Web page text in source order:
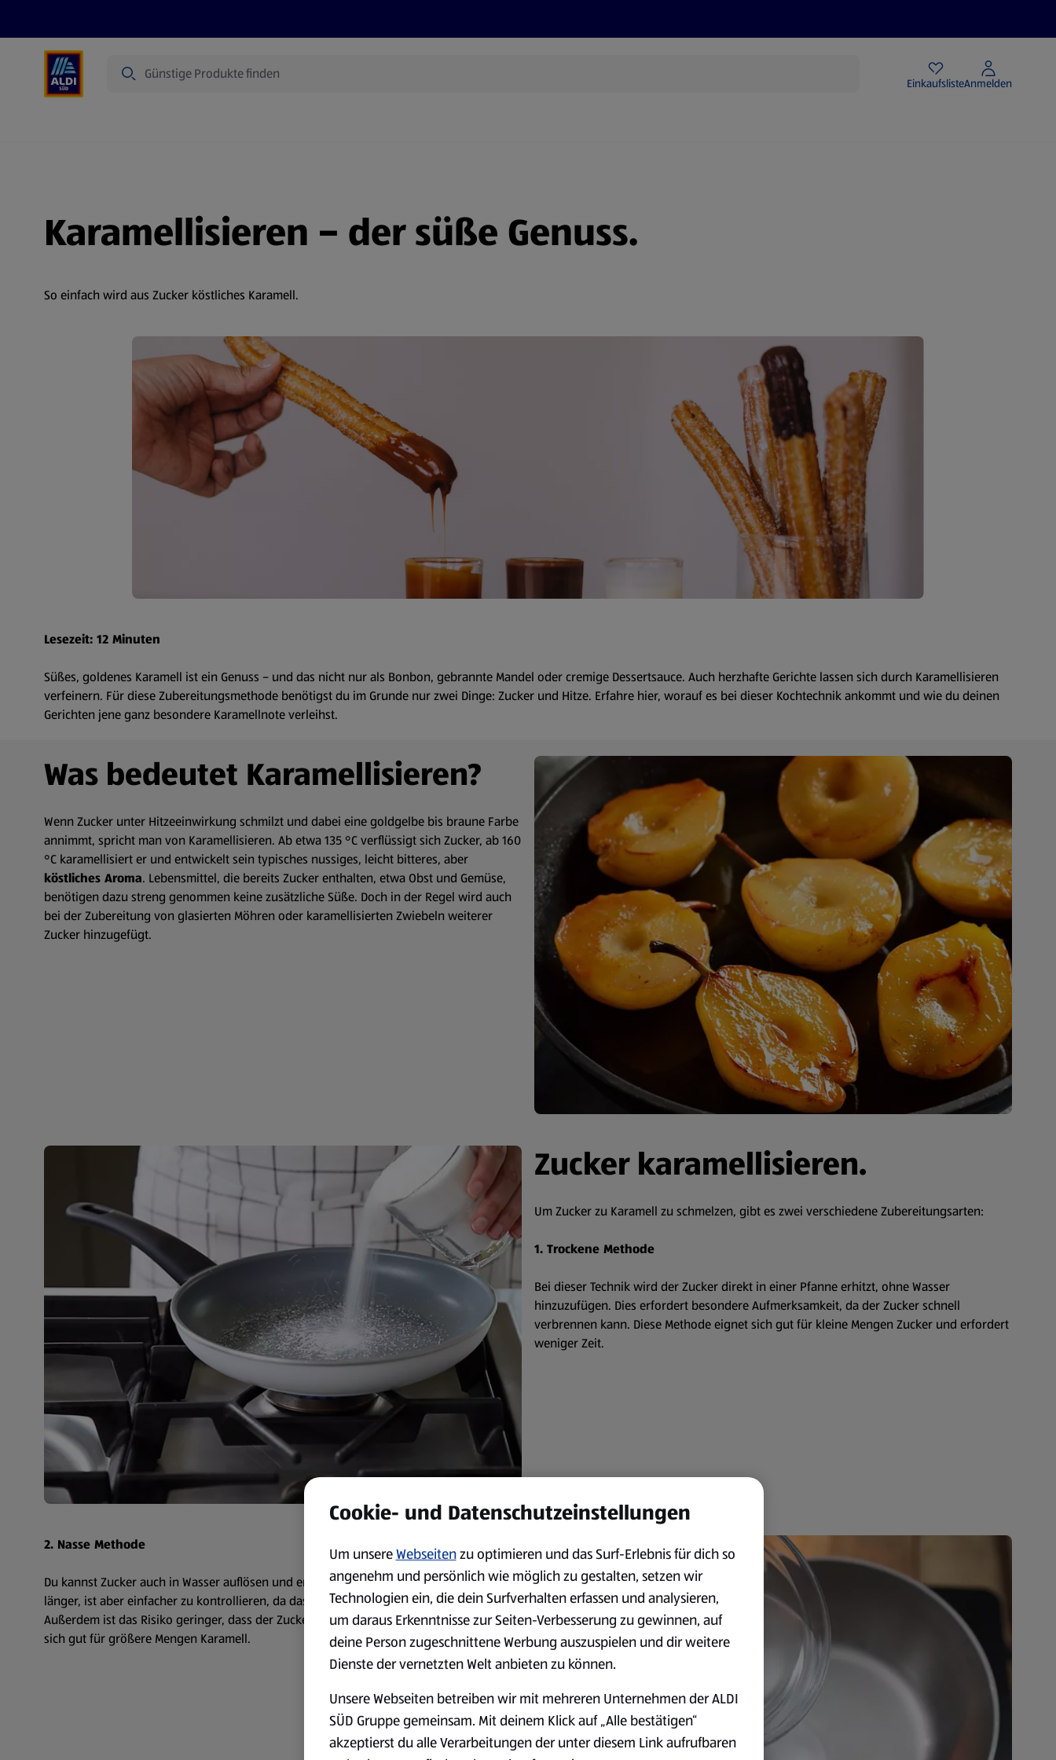
EinkaufslisteAnmelden
Karamellisieren – der süße Genuss.
So einfach wird aus Zucker köstliches Karamell.
Lesezeit: 12 Minuten
Süßes, goldenes Karamell ist ein Genuss – und das nicht nur als Bonbon, gebrannte Mandel oder cremige Dessertsauce. Auch herzhafte Gerichte lassen sich durch Karamellisieren
verfeinern. Für diese Zubereitungsmethode benötigst du im Grunde nur zwei Dinge: Zucker und Hitze. Erfahre hier, worauf es bei dieser Kochtechnik ankommt und wie du deinen
Gerichten jene ganz besondere Karamellnote verleihst.
Was bedeutet Karamellisieren?
Wenn Zucker unter Hitzeeinwirkung schmilzt und dabei eine goldgelbe bis braune Farbe
annimmt, spricht man von Karamellisieren. Ab etwa 135 °C verflüssigt sich Zucker, ab 160
°C karamellisiert er und entwickelt sein typisches nussiges, leicht bitteres, aber
köstliches Aroma. Lebensmittel, die bereits Zucker enthalten, etwa Obst und Gemüse,
benötigen dazu streng genommen keine zusätzliche Süße. Doch in der Regel wird auch
bei der Zubereitung von glasierten Möhren oder karamellisierten Zwiebeln weiterer
Zucker hinzugefügt.
Zucker karamellisieren.
Um Zucker zu Karamell zu schmelzen, gibt es zwei verschiedene Zubereitungsarten:
1. Trockene Methode
Bei dieser Technik wird der Zucker direkt in einer Pfanne erhitzt, ohne Wasser
hinzuzufügen. Dies erfordert besondere Aufmerksamkeit, da der Zucker schnell
verbrennen kann. Diese Methode eignet sich gut für kleine Mengen Zucker und erfordert
weniger Zeit.
2. Nasse Methode
Du kannst Zucker auch in Wasser auflösen und erhitzen. Diese Methode dauert etwas
länger, ist aber einfacher zu kontrollieren, da das Wasser den Zucker gleichmäßig erhitzt.
Außerdem ist das Risiko geringer, dass der Zucker anbrennt. Die nasse Methode eignet
sich gut für größere Mengen Karamell.
Cookie- und Datenschutzeinstellungen
Um unsereWebseitenzu optimieren und das Surf-Erlebnis für dich so
angenehm und persönlich wie möglich zu gestalten, setzen wir
Technologien ein, die dein Surfverhalten erfassen und analysieren,
um daraus Erkenntnisse zur Seiten-Verbesserung zu gewinnen, auf
deine Person zugeschnittene Werbung auszuspielen und dir weitere
Dienste der vernetzten Welt anbieten zu können.
Unsere Webseiten betreiben wir mit mehreren Unternehmen der ALDI
SÜD Gruppe gemeinsam. Mit deinem Klick auf „Alle bestätigen“
akzeptierst du alle Verarbeitungen der unter diesem Link aufrufbaren